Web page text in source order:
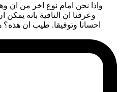
واذا نحن امام نوع اخر من ان
وعرفنا ان النافية بانه يمكن
احسانا وتوفيقا. طيب ان